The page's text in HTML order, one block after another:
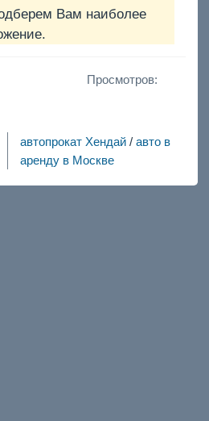
Вам наиболее
Просмотров:
автопрокат Хендай /авто в
аренду в Москве